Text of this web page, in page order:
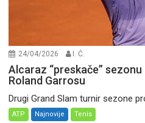
24/04/2026 I. Ć.
Alcaraz “preskače”
Roland Garrosu
Drugi Grand Slam turnir sezone
ATP Najnovije Tenis